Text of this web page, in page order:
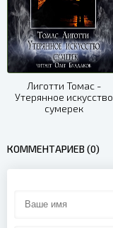
Лиготти Томас -
Утерянное искусство
сумерек
КОММЕНТАРИЕВ (0)